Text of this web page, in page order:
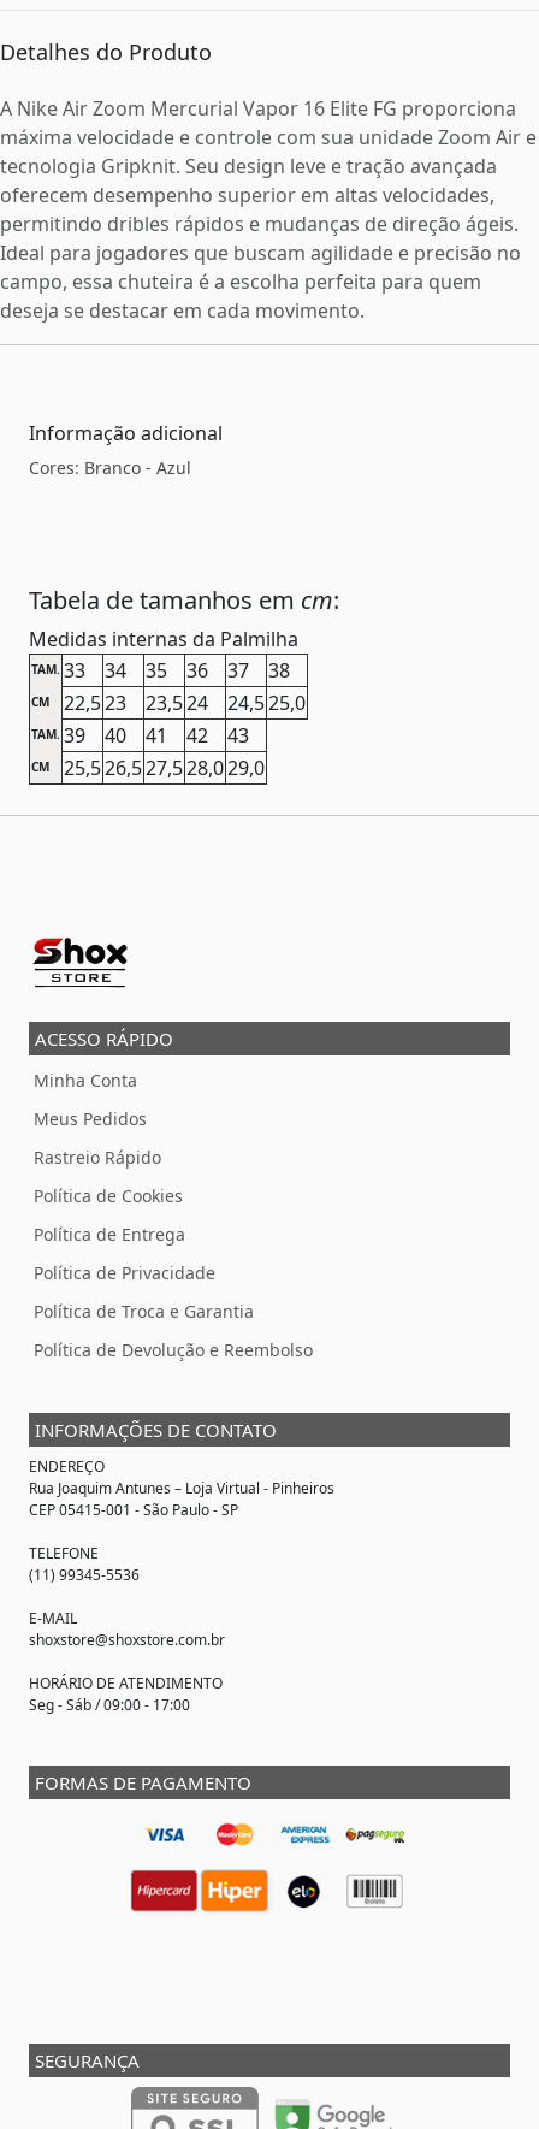
Detalhes do Produto
A Nike Air Zoom Mercurial Vapor 16 Elite FG proporciona
máxima velocidade e controle com sua unidade Zoom Air e
tecnologia Gripknit. Seu design leve e tração avançada
oferecem desempenho superior em altas velocidades,
permitindo dribles rápidos e mudanças de direção ágeis.
Ideal para jogadores que buscam agilidade e precisão no
campo, essa chuteira é a escolha perfeita para quem
deseja se destacar em cada movimento.
Informação adicional
Cores: Branco - Azul
Tabela de tamanhos em cm:
Medidas internas da Palmilha
TAM. 33 34 35 36 37 38
CM 22,523 23,524 24,525,0
TAM. 39 40 41 42 43
CM 25,526,527,528,029,0
ACESSO RÁPIDO
Minha Conta
Meus Pedidos
Rastreio Rápido
Política de Cookies
Política de Entrega
Política de Privacidade
Política de Troca e Garantia
Política de Devolução e Reembolso
INFORMAÇÕES DE CONTATO
ENDEREÇO
Rua Joaquim Antunes – Loja Virtual - Pinheiros
CEP 05415-001 - São Paulo - SP
TELEFONE
(11) 99345-5536
E-MAIL
shoxstore@shoxstore.com.br
HORÁRIO DE ATENDIMENTO
Seg - Sáb / 09:00 - 17:00
FORMAS DE PAGAMENTO
SEGURANÇA